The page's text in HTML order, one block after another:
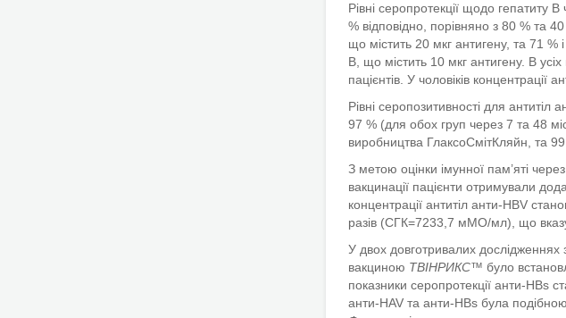
Рівні серопротекції щодо гепатиту
% відповідно, порівняно з 80 % та
що містить 20 мкг антигену, та 71 %
В, що містить 10 мкг антигену. В
пацієнтів. У чоловіків концентрації
Рівні серопозитивності для
97 % (для обох груп через 7 та 48
виробництва ГлаксоСмітКляйн, та
З метою оцінки імунної пам’яті
вакцинації пацієнти отримували
концентрації антитіл анти-HBV
разів (СГК=7233,7 мМО/мл), що
У двох довготривалих дослідженнях
вакциною ТВІНРИКС™ було
показники серопротекції анти-HBs
анти-HAV та анти-HBs була